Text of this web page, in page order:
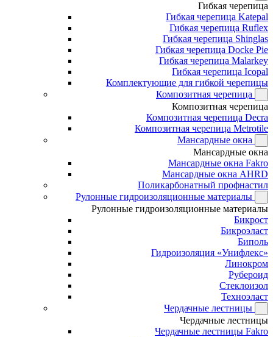
Гибкая черепица
Гибкая черепица Katepal
Гибкая черепица Ruflex
Гибкая черепица Shinglas
Гибкая черепица Docke Pie
Гибкая черепица Malarkey
Гибкая черепица Icopal
Комплектующие для гибкой черепицы
Композитная черепица
Композитная черепица
Композитная черепица Decra
Композитная черепица Metrotile
Мансардные окна
Мансардные окна
Мансардные окна Fakro
Мансардные окна AHRD
Поликарбонатный профнастил
Рулонные гидроизоляционные материалы
Рулонные гидроизоляционные материалы
Бикрост
Бикроэласт
Биполь
Гидроизоляция «Унифлекс»
Линокром
Рубероид
Стеклоизол
Техноэласт
Чердачные лестницы
Чердачные лестницы
Чердачные лестницы Fakro